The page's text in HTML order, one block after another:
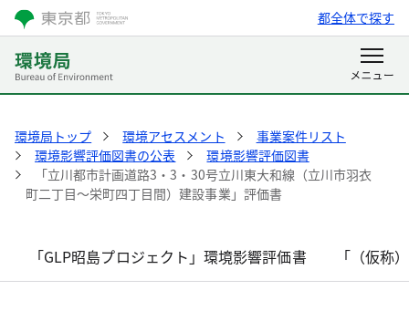
都全体で探す
環境局トップ 環境アセスメント
事業案件リスト
環境影響評価図書の公表
環境影響評価図書
「立川都市計画道路3・3・30号立川東大和線（立川市羽衣
町二丁目～栄町四丁目間）建設事業」評価書
「GLP昭島プロジェクト」環境影響評価書 「（仮称